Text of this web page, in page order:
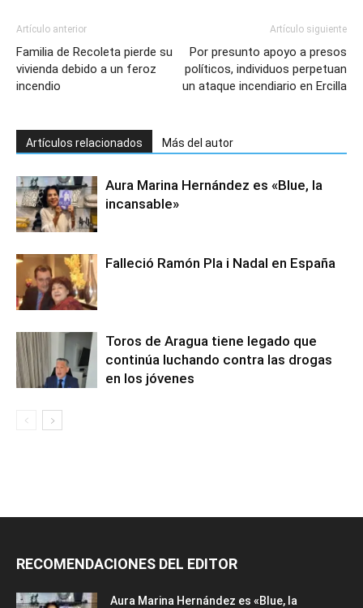
Artículo anterior
Familia de Recoleta pierde su
vivienda debido a un feroz
incendio
Artículo siguiente
Por presunto apoyo a presos
políticos, individuos perpetuan
un ataque incendiario en Ercilla
Artículos relacionados Más del autor
Aura Marina Hernández es «Blue, la
incansable»
Falleció Ramón Pla i Nadal en España
Toros de Aragua tiene legado que
continúa luchando contra las drogas
en los jóvenes
RECOMENDACIONES DEL EDITOR
Aura Marina Hernández es «Blue, la